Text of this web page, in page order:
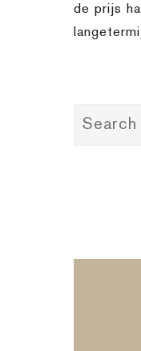
de prijs